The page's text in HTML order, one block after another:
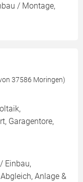
/ Montage,
37586 Moringen)
Garagentore,
Einbau,
Anlage &